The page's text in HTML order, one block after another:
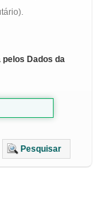
pelos Dados da
Pesquisar